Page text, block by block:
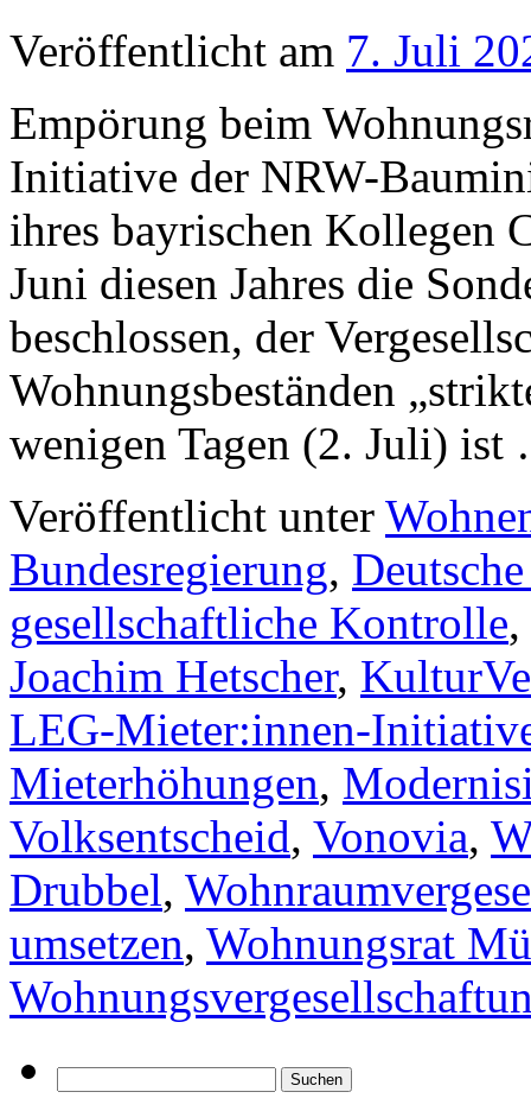
Veröffentlicht am 7. Juli
Empörung beim
Initiative der NRW-
ihres bayrischen Kollegen
Juni diesen Jahres die
beschlossen, der
Wohnungsbeständen
wenigen Tagen (2. Juli)
Veröffentlicht unter
Bundesregierung,
gesellschaftliche Kontrolle,
Joachim Hetscher,
LEG-Mieter:innen-
Mieterhöhungen,
Volksentscheid, Vonovia,
Drubbel,
umsetzen, Wohnungsrat
nach: